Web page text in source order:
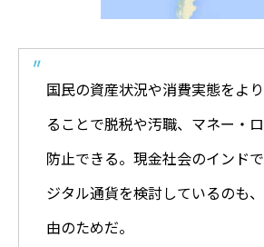
国民の資産状況や消費実態をよ
ることで脱税や汚職、マネー・
防止できる。現金社会のインド
ジタル通貨を検討しているのも
由のためだ。